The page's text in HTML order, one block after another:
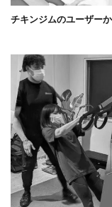
チキンジムのユーザー